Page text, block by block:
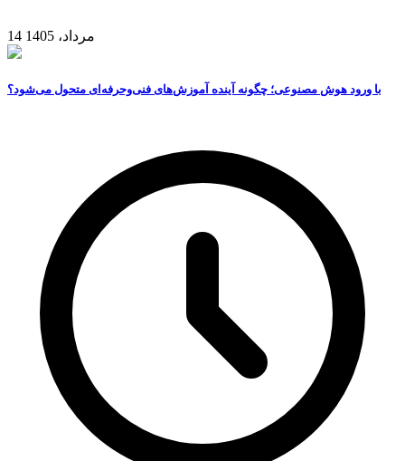
14 مرداد، 1405
با ورود هوش مصنوعی؛ چگونه آینده آموزش‌های فنی‌وحرفه‌ای متحول می‌شود؟